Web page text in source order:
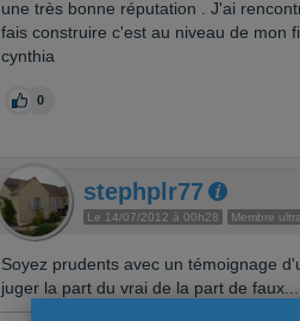
une très bonne réputation . J'ai
fais construire c'est au niveau de mon
cynthia
0
stephplr77
Le 14/07/2012 à 00h28 Membre
Soyez prudents avec un témoignage
juger la part du vrai de la part de faux...